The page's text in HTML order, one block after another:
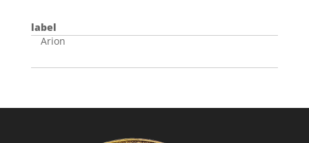
label
Arion